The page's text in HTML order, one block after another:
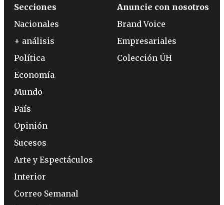
Secciones
Nacionales
+ análisis
Política
Economía
Mundo
País
Opinión
Sucesos
Arte y Espectáculos
Interior
Correo Semanal
Anuncie con nosotros
Brand Voice
Empresariales
Colección ÚH